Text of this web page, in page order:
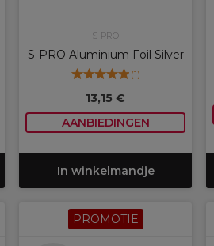
S-PRO
S-PRO Aluminium Foil Silver
(1)
13,15 €
AANBIEDINGEN
In winkelmandje
PROMOTIE